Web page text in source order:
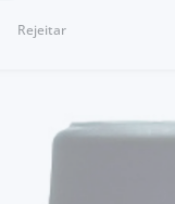
Rejeitar